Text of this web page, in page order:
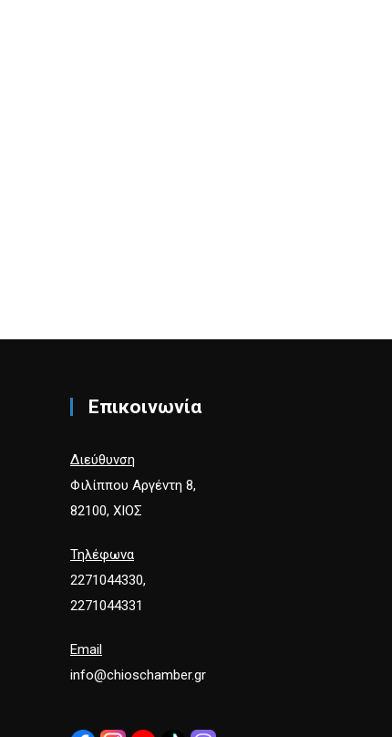
Επικοινωνία
Διεύθυνση
Φιλίππου Αργέντη 8,
82100, ΧΙΟΣ
Τηλέφωνα
2271044330,
2271044331
Email
info@chioschamber.gr